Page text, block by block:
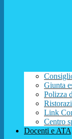
Giunta
Polizza
Link
Centro
Docenti e ATA